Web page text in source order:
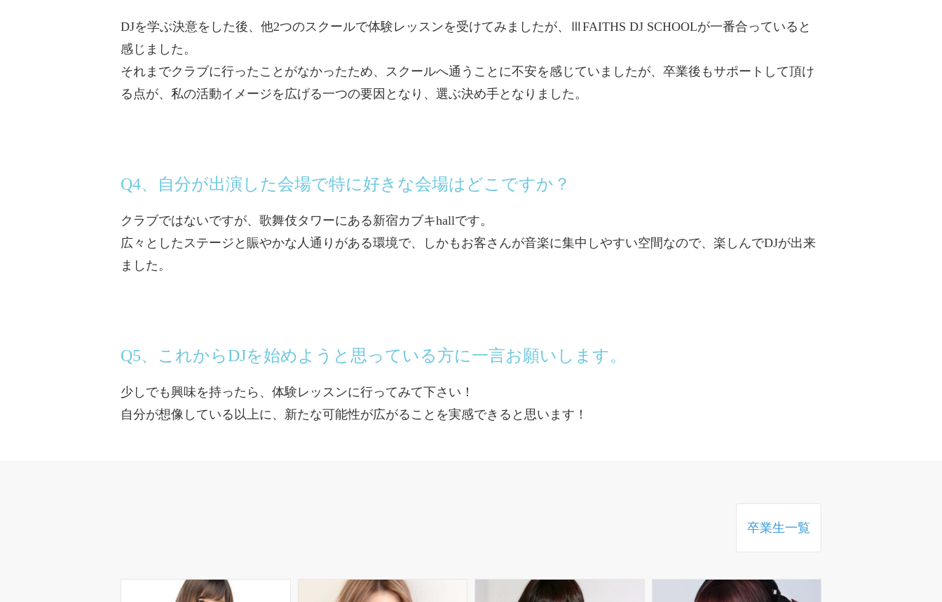
DJを学ぶ決意をした後、他2つのスクールで体験レッスンを受けてみましたが、ⅢFAITHS DJ SCHOOLが一番合っていると
感じました。
それまでクラブに行ったことがなかったため、スクールへ通うことに不安を感じていましたが、卒業後もサポートして頂け
る点が、私の活動イメージを広げる一つの要因となり、選ぶ決め手となりました。
Q4、自分が出演した会場で特に好きな会場はどこですか？
クラブではないですが、歌舞伎タワーにある新宿カブキhallです。
広々としたステージと賑やかな人通りがある環境で、しかもお客さんが音楽に集中しやすい空間なので、楽しんでDJが出来
ました。
Q5、これからDJを始めようと思っている方に一言お願いします。
少しでも興味を持ったら、体験レッスンに行ってみて下さい！
自分が想像している以上に、新たな可能性が広がることを実感できると思います！
卒業生一覧